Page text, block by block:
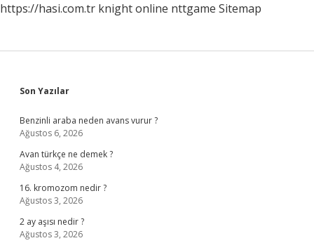
https://hasi.com.tr knight online nttgame Sitemap
Sidebar
Son Yazılar
Benzinli araba neden avans vurur ?
Ağustos 6, 2026
Avan türkçe ne demek ?
Ağustos 4, 2026
16. kromozom nedir ?
Ağustos 3, 2026
2 ay aşısı nedir ?
Ağustos 3, 2026